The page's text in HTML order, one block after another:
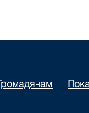
Громадянам